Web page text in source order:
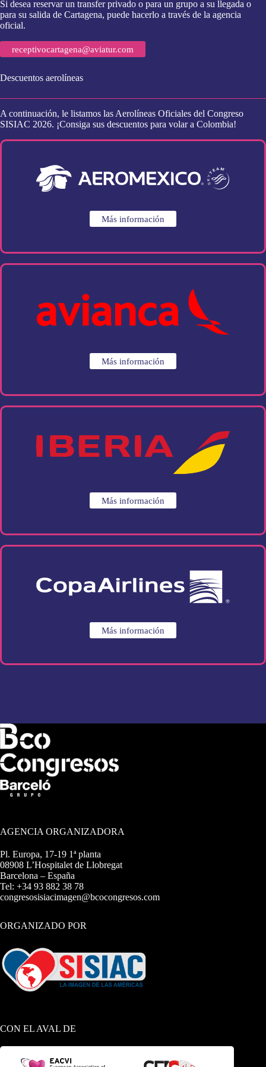
Si desea reservar un transfer privado o para un grupo a su llegada o
para su salida de Cartagena, puede hacerlo a través de la agencia
oficial.
receptivocartagena@aviatur.com
Descuentos aerolíneas
A continuación, le listamos las Aerolíneas Oficiales del Congreso
SISIAC 2026. ¡Consiga sus descuentos para volar a Colombia!
Más información
Más información
Más información
Más información
AGENCIA ORGANIZADORA
Pl. Europa, 17-19 1ª planta
08908 L’Hospitalet de Llobregat
Barcelona – España
Tel: +34 93 882 38 78
congresosisiacimagen@bcocongresos.com
ORGANIZADO POR
CON EL AVAL DE